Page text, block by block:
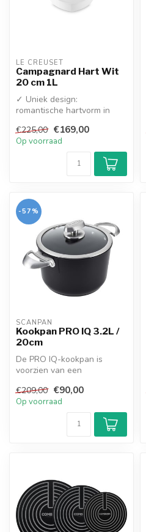
LE CREUSET
Campagnard Hart Wit
20 cm 1L
✓ Uniek design:
romantische hartvorm in
✓ Superieure gar...
€225,00 €169,00
Op voorraad
-57%
SCANPAN
Kookpan PRO IQ 3.2L /
20cm
De PRO IQ-kookpan is
voorzien van een
in gegoten roestvr...
€209,00 €90,00
Op voorraad